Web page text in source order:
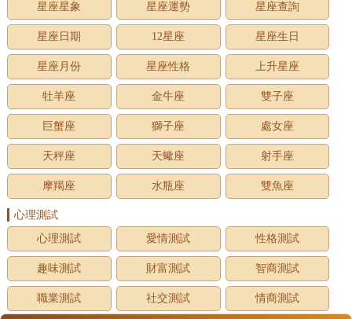
星座星象 星座運勢 星座查詢
星座日期 12星座 星座生日
星座月份 星座性格 上升星座
牡羊座 金牛座 雙子座
巨蟹座 獅子座 處女座
天秤座 天蠍座 射手座
摩羯座 水瓶座 雙魚座
心理測試
心理測試
愛情測試 性格測試
趣味測試 財富測試 智商測試
職業測試 社交測試 情商測試